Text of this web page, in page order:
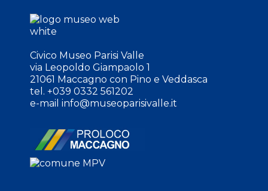
Civico Museo Parisi Valle
via Leopoldo Giampaolo 1
21061 Maccagno con Pino e Veddasca
tel. +039 0332 561202
e-mail info@museoparisivalle.it